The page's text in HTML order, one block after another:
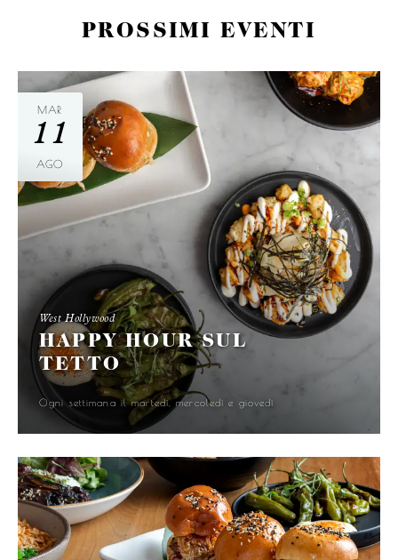
PROSSIMI EVENTI
MAR
11
AGO
West Hollywood
HAPPY HOUR SUL
TETTO
Ogni settimana il martedì, mercoledì e giovedì